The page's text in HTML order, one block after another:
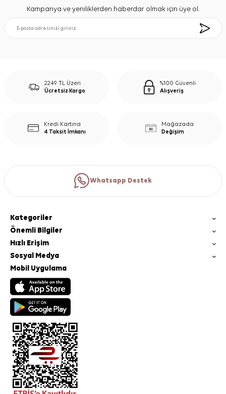
Kampanya ve yeniliklerden haberdar olmak için üye ol.
2249 TL Üzeri
Ücretsiz Kargo
%100 Güvenli
Alışveriş
Kredi Kartına
4 Taksit İmkanı
Mağazada
Değişim
Whatsapp Destek
Kategoriler
Önemli Bilgiler
Hızlı Erişim
Sosyal Medya
Mobil Uygulama